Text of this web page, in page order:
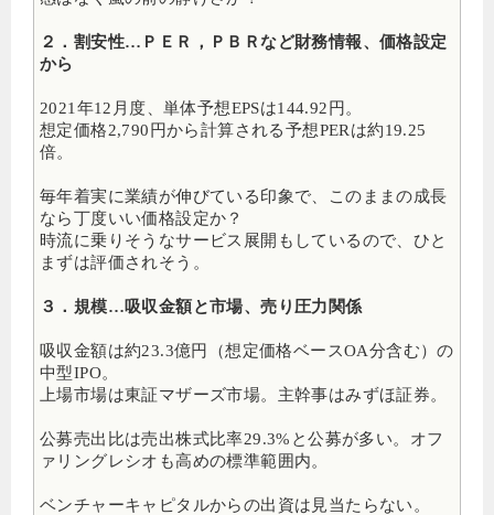
２．割安性…ＰＥＲ，ＰＢＲなど財務情報、価格設定
から
2021年12月度、単体予想EPSは144.92円。
想定価格2,790円から計算される予想PERは約19.25
倍。
毎年着実に業績が伸びている印象で、このままの成長
なら丁度いい価格設定か？
時流に乗りそうなサービス展開もしているので、ひと
まずは評価されそう。
３．規模…吸収金額と市場、売り圧力関係
吸収金額は約23.3億円（想定価格ベースOA分含む）の
中型IPO。
上場市場は東証マザーズ市場。主幹事はみずほ証券。
公募売出比は売出株式比率29.3%と公募が多い。オフ
ァリングレシオも高めの標準範囲内。
ベンチャーキャピタルからの出資は見当たらない。